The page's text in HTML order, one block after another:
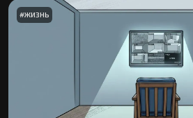
#ЖИЗНЬ